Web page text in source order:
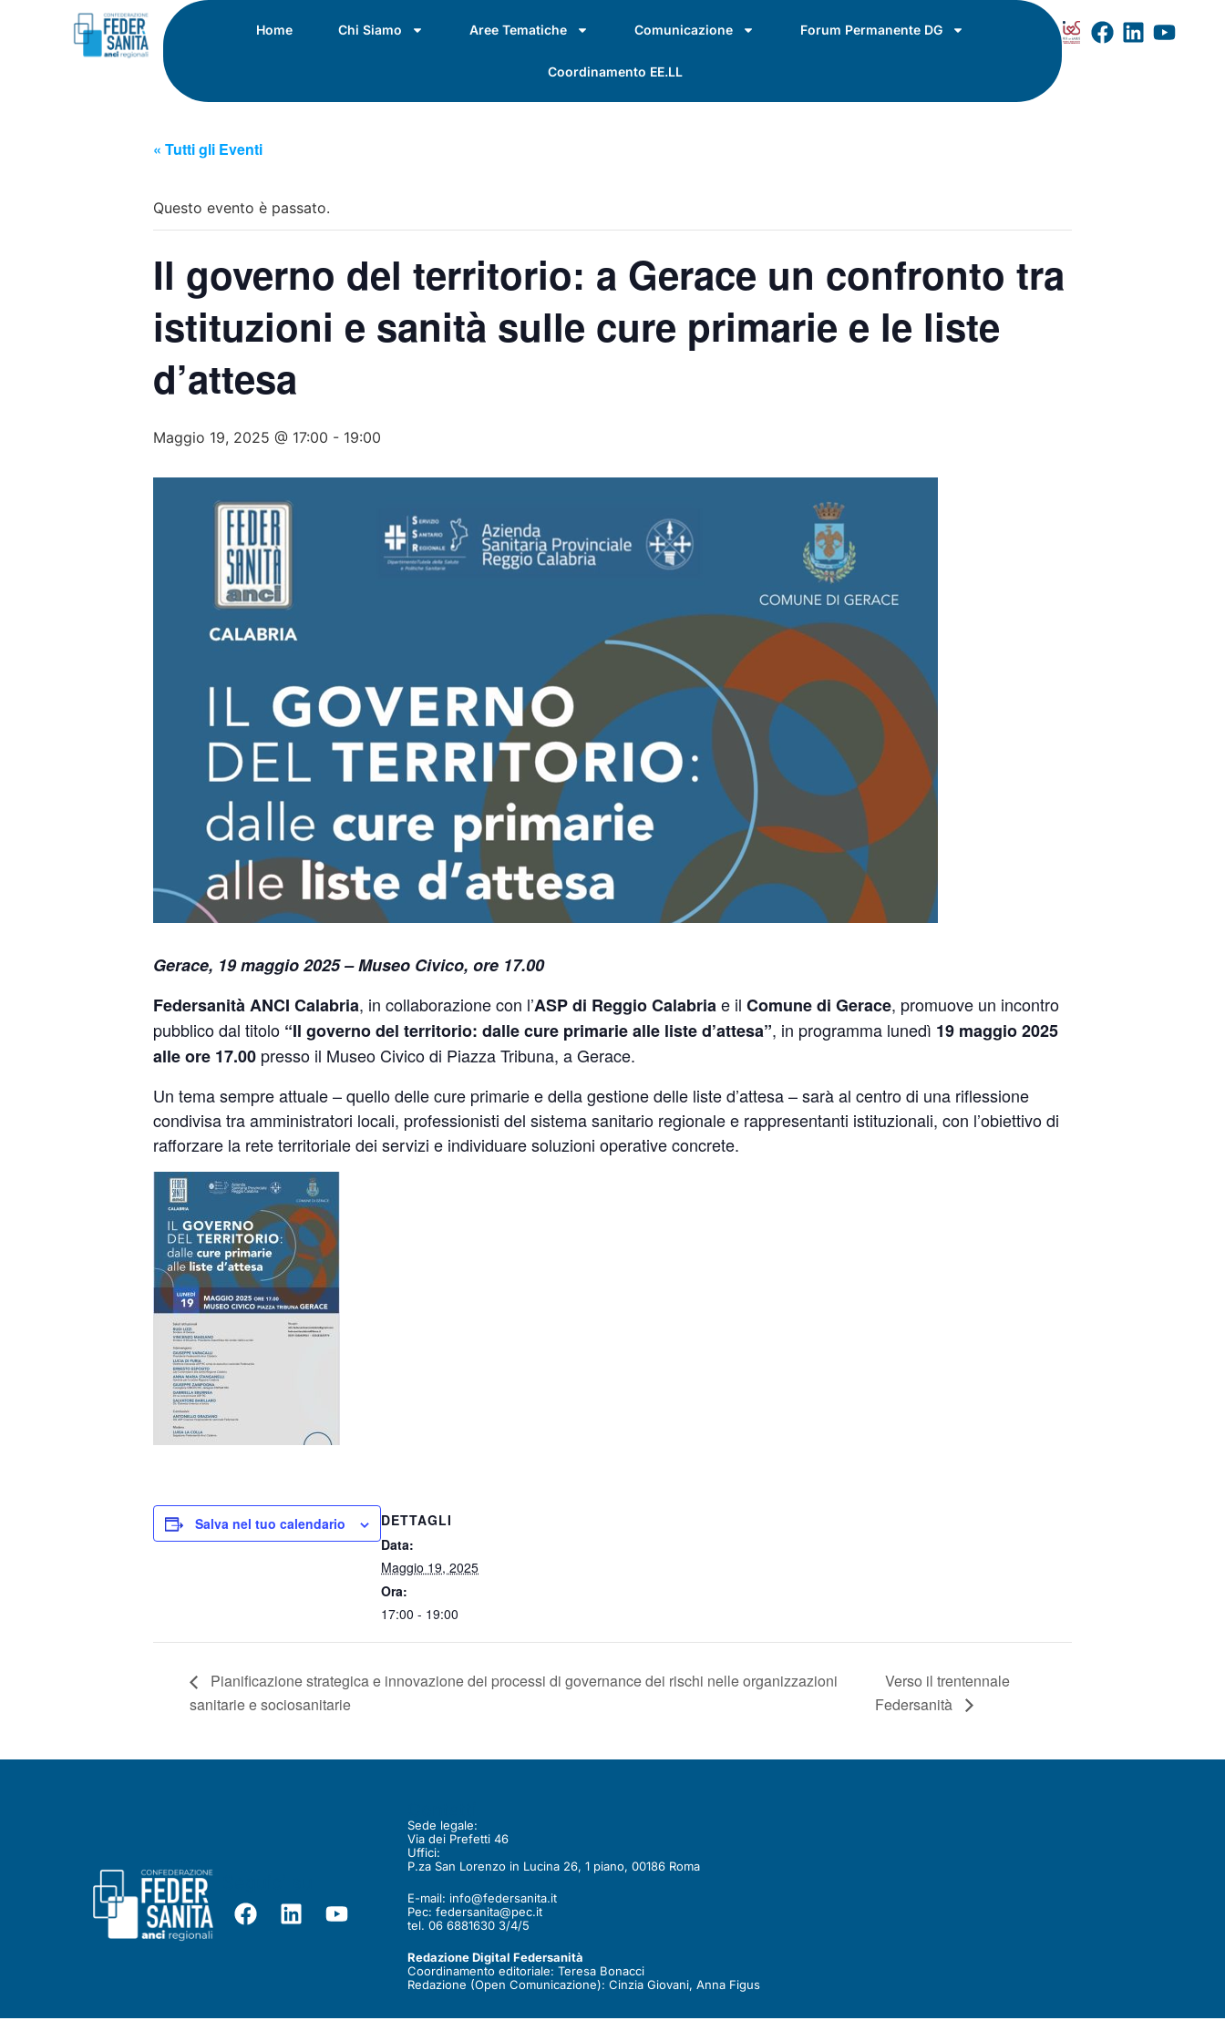
Home Chi Siamo Aree Tematiche Comunicazione Forum Permanente DG
Coordinamento EE.LL
« Tutti gli Eventi
Questo evento è passato.
Il governo del territorio: a Gerace un confronto tra
istituzioni e sanità sulle cure primarie e le liste
d’attesa
Maggio 19, 2025 @ 17:00 - 19:00
Gerace, 19 maggio 2025 – Museo Civico, ore 17.00
Federsanità ANCI Calabria, in collaborazione con l’ASP di Reggio Calabriae il Comune di Gerace, promuove un incontro
pubblico dal titolo “Il governo del territorio: dalle cure primarie alle liste d’attesa”, in programma lunedì 19 maggio 2025
alle ore 17.00 presso il Museo Civico di Piazza Tribuna, a Gerace.
Un tema sempre attuale – quello delle cure primarie e della gestione delle liste d’attesa – sarà al centro di una riflessione
condivisa tra amministratori locali, professionisti del sistema sanitario regionale e rappresentanti istituzionali, con l’obiettivo di
rafforzare la rete territoriale dei servizi e individuare soluzioni operative concrete.
Salva nel tuo calendario
DETTAGLI
Data:
Maggio 19, 2025
Ora:
17:00 - 19:00
Pianificazione strategica e innovazione dei processi di governance dei rischi nelle organizzazioni
sanitarie e sociosanitarie
Verso il trentennale
Federsanità
Sede legale:
Via dei Prefetti 46
Uffici:
P.za San Lorenzo in Lucina 26, 1 piano, 00186 Roma
E-mail: info@federsanita.it
Pec:federsanita@pec.it
tel. 06 6881630 3/4/5
Redazione Digital Federsanità
Coordinamento editoriale: Teresa Bonacci
Redazione (Open Comunicazione): Cinzia Giovani, Anna Figus